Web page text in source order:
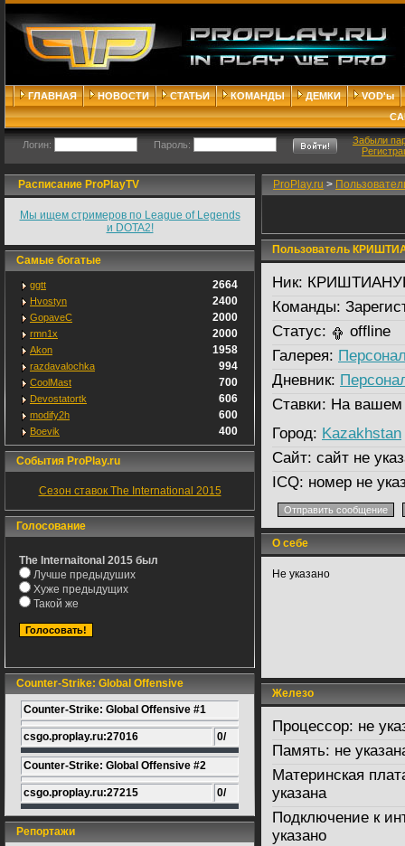
ГЛАВНАЯ НОВОСТИ СТАТЬИ КОМАНДЫ ДЕМКИ
VOD'ы
Логин: Пароль:
Забыли
Расписание ProPlayTV
Мы ищем стримеров по League of Legends
и DOTA2!
Самые богатые
ggtt 2664
Hvostyn 2400
GopaveC 2000
rmn1x 2000
Akon 1958
razdavalochka 994
CoolMast 700
Devostatortk 606
modify2h 600
Boevik 400
События ProPlay.ru
Сезон ставок The International 2015
Голосование
The Internaitonal 2015 был
Лучше предыдуших
Хуже предыдущих
Такой же
Counter-Strike: Global Offensive
Counter-Strike: Global Offensive #1
csgo.proplay.ru:27016 0/
Counter-Strike: Global Offensive #2
csgo.proplay.ru:27215 0/
Репортажи
ProPlay.ru >
Пользователь
Ник:
Команды:
Статус:
offline
Галерея:
Дневник:
Ставки: На вашем
Город: Kazakhstan
Сайт: сайт не
ICQ: номер не
О себе
Не указано
Железо
Процессор: не
Память: не
Материнская
указана
Подключение к
указано